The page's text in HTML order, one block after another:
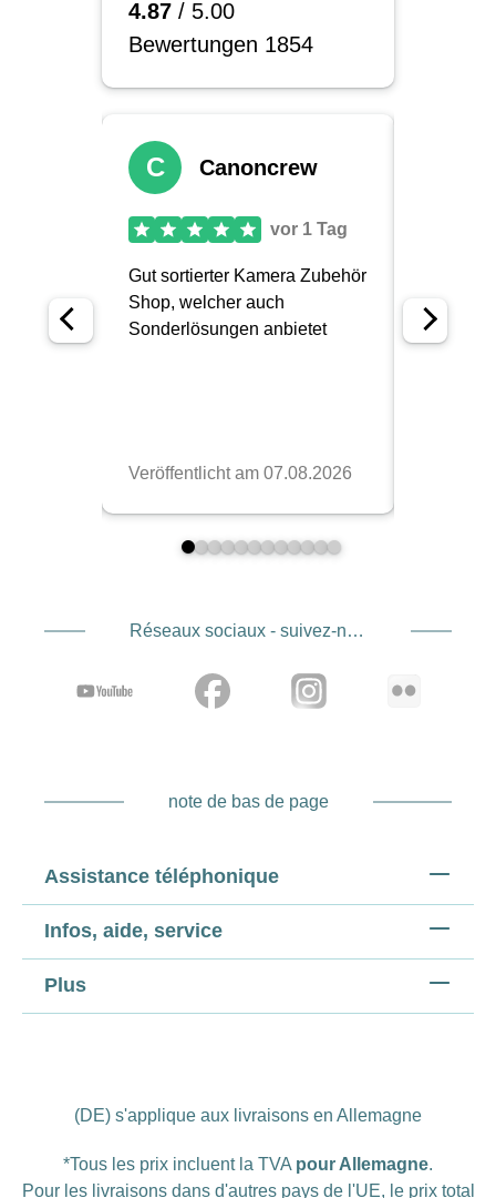
Réseaux sociaux - suivez-nous
note de bas de page
Assistance téléphonique
Infos, aide, service
Plus
(DE) s'applique aux livraisons en Allemagne
*Tous les prix incluent la TVA pour Allemagne.
Pour les livraisons dans d'autres pays de l'UE, le prix total